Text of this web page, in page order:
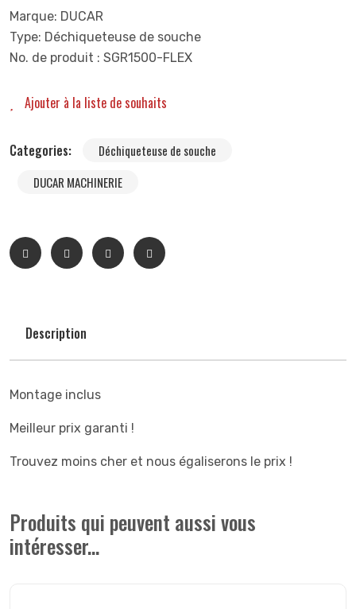
Marque: DUCAR
Type: Déchiqueteuse de souche
No. de produit : SGR1500-FLEX
Ajouter à la liste de souhaits
Categories:
Déchiqueteuse de souche
DUCAR MACHINERIE
Description
Montage inclus
Meilleur prix garanti !
Trouvez moins cher et nous égaliserons le prix !
Produits qui peuvent aussi vous
intéresser...